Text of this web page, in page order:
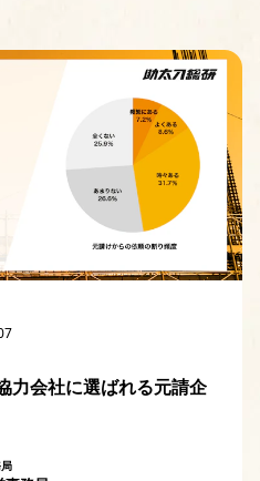
力会社に選ばれる元請企